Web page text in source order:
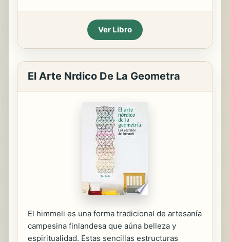
Ver Libro
El Arte Nrdico De La Geometra
El himmeli es una forma tradicional de artesanía
campesina finlandesa que aúna belleza y
espiritualidad. Estas sencillas estructuras